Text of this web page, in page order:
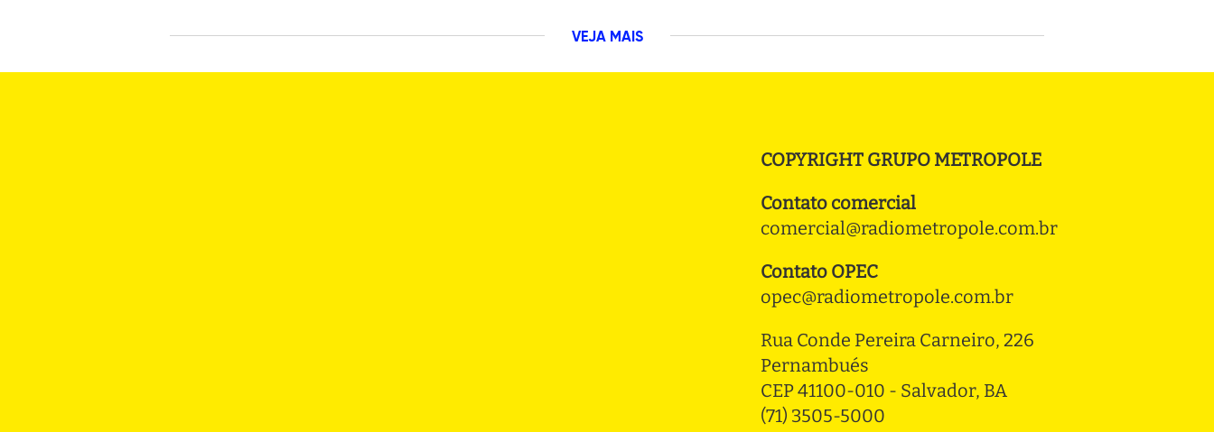
VEJA MAIS
COPYRIGHT GRUPO METROPOLE
Contato comercial
comercial@radiometropole.com.br
Contato OPEC
opec@radiometropole.com.br
Rua Conde Pereira Carneiro, 226
Pernambués
CEP 41100-010 - Salvador, BA
(71) 3505-5000